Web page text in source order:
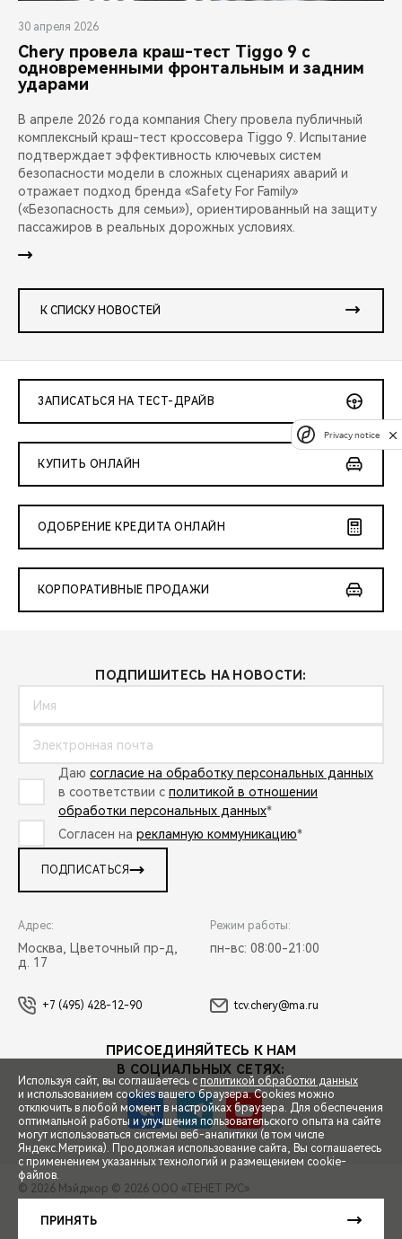
СПЕЦПРЕДЛОЖЕНИЯ
ЗАПИСЬ НА ТЕСТ-ДРАЙВ
30 апреля 2026
Chery провела краш-тест Tiggo 9 с
одновременными фронтальным и задним
ударами
В апреле 2026 года компания Chery провела публичный
комплексный краш-тест кроссовера Tiggo 9. Испытание
подтверждает эффективность ключевых систем
безопасности модели в сложных сценариях аварий и
отражает подход бренда «Safety For Family»
(«Безопасность для семьи»), ориентированный на защиту
пассажиров в реальных дорожных условиях.
К СПИСКУ НОВОСТЕЙ
ЗАПИСАТЬСЯ НА ТЕСТ-ДРАЙВ
КУПИТЬ ОНЛАЙН
ОДОБРЕНИЕ КРЕДИТА ОНЛАЙН
КОРПОРАТИВНЫЕ ПРОДАЖИ
ПОДПИШИТЕСЬ НА НОВОСТИ:
Даю согласие на обработку персональных данных
в соответствии с политикой в отношении
обработки персональных данных*
Согласен на рекламную коммуникацию*
ПОДПИСАТЬСЯ
Адрес:
Москва, Цветочный пр-д,
д. 17
Режим работы:
пн-вс: 08:00-21:00
+7 (495) 428-12-90 tcv.chery@ma.ru
ПРИСОЕДИНЯЙТЕСЬ К НАМ
В СОЦИАЛЬНЫХ СЕТЯХ:
© 2026 Мэйджор © 2026 ООО «ТЕНЕТ РУС»
Сделано в ПЕРКС
Используя сайт, вы соглашаетесь с политикой обработки данных
и использованием cookies вашего браузера. Cookies можно
отключить в любой момент в настройках браузера. Для обеспечения
оптимальной работы и улучшения пользовательского опыта на сайте
могут использоваться системы веб-аналитики (в том числе
Яндекс.Метрика). Продолжая использование сайта, Вы соглашаетесь
с применением указанных технологий и размещением cookie-
файлов.
ПРИНЯТЬ
Privacy notice